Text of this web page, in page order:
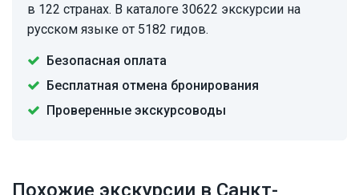
в 122 странах. В каталоге 30622 экскурсии на
русском языке от 5182 гидов.
Безопасная оплата
Бесплатная отмена бронирования
Проверенные экскурсоводы
Похожие экскурсии в Санкт-